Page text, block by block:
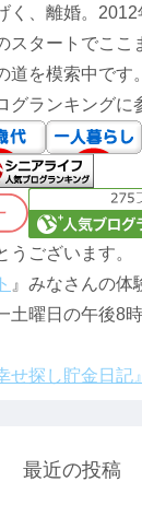
く、離婚。
スタートでここ
道を模索中です。
グランキングに
うございます。
』みなさんの体
土曜日の午後8
せ探し貯金日記』
最近の投稿